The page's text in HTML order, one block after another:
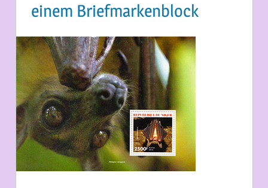
einem Briefmarkenblock